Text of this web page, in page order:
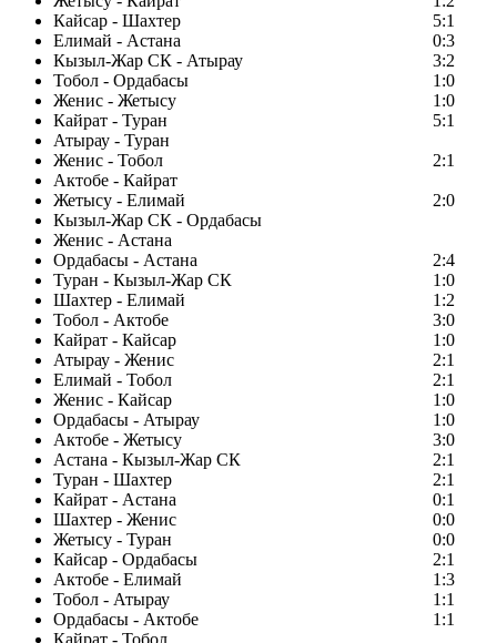
Кайсар - Шахтер
5:1
Елимай - Астана
0:3
Кызыл-Жар СК - Атырау
3:2
Тобол - Ордабасы
1:0
Женис - Жетысу
1:0
Кайрат - Туран
5:1
Атырау - Туран
Женис - Тобол
2:1
Актобе - Кайрат
Жетысу - Елимай
2:0
Кызыл-Жар СК - Ордабасы
Женис - Астана
Ордабасы - Астана
2:4
Туран - Кызыл-Жар СК
1:0
Шахтер - Елимай
1:2
Тобол - Актобе
3:0
Кайрат - Кайсар
1:0
Атырау - Женис
2:1
Елимай - Тобол
2:1
Женис - Кайсар
1:0
Ордабасы - Атырау
1:0
Актобе - Жетысу
3:0
Астана - Кызыл-Жар СК
2:1
Туран - Шахтер
2:1
Кайрат - Астана
0:1
Шахтер - Женис
0:0
Жетысу - Туран
0:0
Кайсар - Ордабасы
2:1
Актобе - Елимай
1:3
Тобол - Атырау
1:1
Ордабасы - Актобе
1:1